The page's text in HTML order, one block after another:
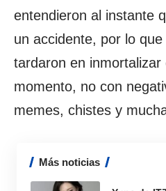
entendieron al instante
un accidente, por lo
tardaron en inmortalizar
momento, no con
memes, chistes y
Más noticias